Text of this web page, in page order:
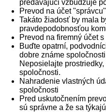
predávajúci vzbudzuje
Prevod na účet "správcu"
Takáto žiadosť by mala
pravdepodobnosťou
Prevod na firemný účet
Buďte opatrní,
dobre známe
Neposielajte
spoločnosti.
Nahradenie vlastných
spoločnosti
Pred uskutočnením
sú správne a že sa